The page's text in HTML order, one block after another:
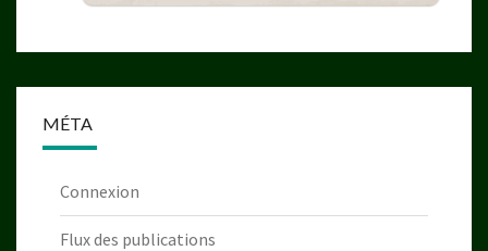
MÉTA
Connexion
Flux des publications